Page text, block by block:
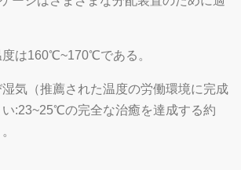
は160℃~170℃である。
気（推薦された温度の労働環境に完成
:23~25℃の完全な治癒を達成する約